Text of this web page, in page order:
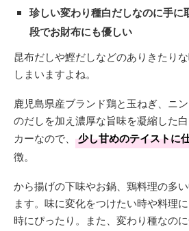
珍しい変わり種白だしなのに手に
段でお財布にも優しい
昆布だしや鰹だしなどのありきたり
しまいますよね。
鹿児島県産ブランド鶏と玉ねぎ、ニ
のだしを加え濃厚な旨味を凝縮した
カーなので、
少し甘めのテイストに
徴。
から揚げの下味やお鍋、鶏料理の多
ます。味に変化をつけたい時や料理
時にぴったり。また、変わり種なの